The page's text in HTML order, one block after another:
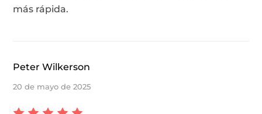
más rápida.
Peter Wilkerson
20 de mayo de 2025